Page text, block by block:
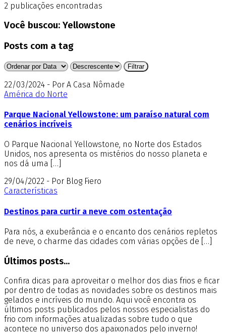
2 publicações encontradas
Você buscou: Yellowstone
Posts com a tag
22/03/2024 - Por A Casa Nômade
América do Norte
Parque Nacional Yellowstone: um paraíso natural com
cenários incríveis
O Parque Nacional Yellowstone, no Norte dos Estados
Unidos, nos apresenta os mistérios do nosso planeta e
nos dá uma […]
29/04/2022 - Por Blog Fiero
Características
Destinos para curtir a neve com ostentação
Para nós, a exuberância e o encanto dos cenários repletos
de neve, o charme das cidades com várias opções de […]
Últimos posts...
Confira dicas para aproveitar o melhor dos dias frios e ficar
por dentro de todas as novidades sobre os destinos mais
gelados e incríveis do mundo. Aqui você encontra os
últimos posts publicados pelos nossos especialistas do
frio com informações atualizadas sobre tudo o que
acontece no universo dos apaixonados pelo inverno!